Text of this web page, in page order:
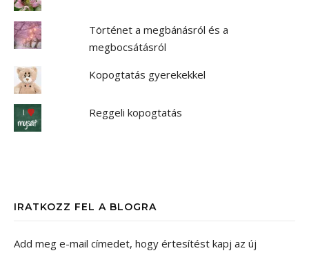
Történet a megbánásról és a
megbocsátásról
Kopogtatás gyerekekkel
Reggeli kopogtatás
IRATKOZZ FEL A BLOGRA
Add meg e-mail címedet, hogy értesítést kapj az új